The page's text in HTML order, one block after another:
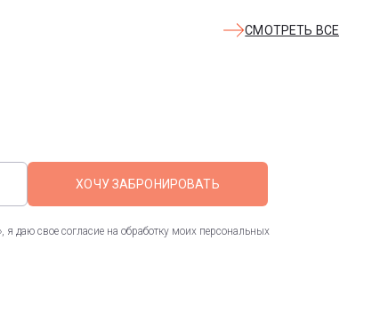
СМОТРЕТЬ ВСЕ
ХОЧУ ЗАБРОНИРОВАТЬ
даю свое согласие на обработку моих персональных